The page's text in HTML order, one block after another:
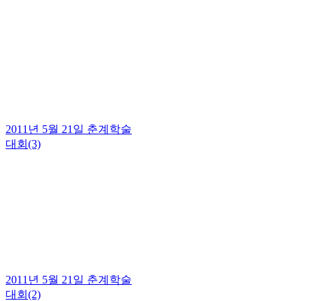
2011년 5월 21일 춘계학술
대회(3)
2011년 5월 21일 춘계학술
대회(2)